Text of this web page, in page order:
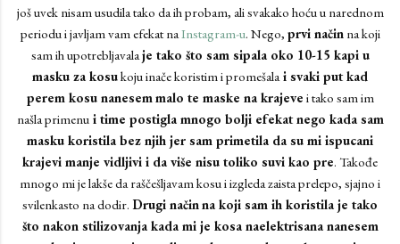
još uvek nisam usudila tako da ih probam, ali svakako hoću u narednom
periodu i javljam vam efekat naInstagram-u. Nego, prvi načinna koji
sam ih upotrebljavalaje tako što sam sipala oko 10-15 kapi u
masku za kosukoju inače koristim i promešalai svaki put kad
perem kosu nanesemmalo te maske na krajeve i tako sam im
našla primenui time postigla mnogo bolji efekat nego kada sam
masku koristila bez njih jer sam primetila da su mi ispucani
krajevi manje vidljivi i da više nisu toliko suvi kao pre. Takođe
mnogo mi je lakše da raščešljavam kosu i izgleda zaista prelepo, sjajno i
svilenkasto na dodir. Drugi načinna koji sam ih koristila je tako
što nakon stilizovanja kada mi je kosa naelektrisana nanesem